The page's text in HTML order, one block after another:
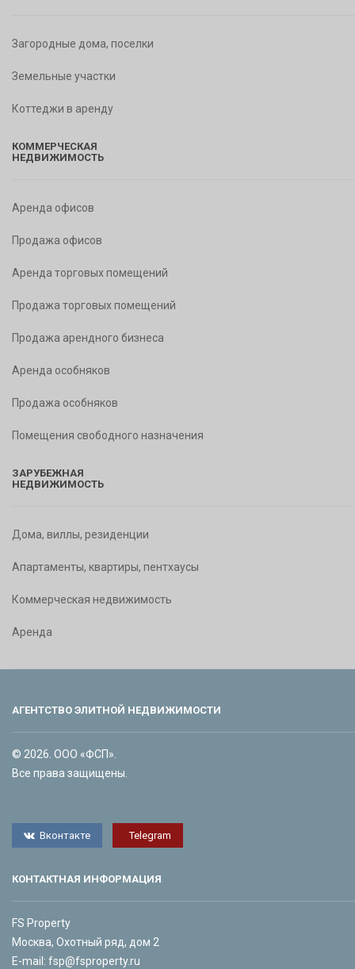
Загородные дома, поселки
Земельные участки
Коттеджи в аренду
КОММЕРЧЕСКАЯ
НЕДВИЖИМОСТЬ
Аренда офисов
Продажа офисов
Аренда торговых помещений
Продажа торговых помещений
Продажа арендного бизнеса
Аренда особняков
Продажа особняков
Помещения свободного назначения
ЗАРУБЕЖНАЯ
НЕДВИЖИМОСТЬ
Дома, виллы, резиденции
Апартаменты, квартиры, пентхаусы
Коммерческая недвижимость
Аренда
АГЕНТСТВО ЭЛИТНОЙ НЕДВИЖИМОСТИ
© 2026. ООО «ФСП».
Все права защищены.
Вконтакте Telegram
КОНТАКТНАЯ ИНФОРМАЦИЯ
FS Property
Москва, Охотный ряд, дом 2
E-mail: fsp@fsproperty.ru